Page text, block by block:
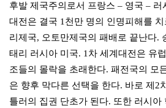
후발 제국주의로서 프랑스 – 영국 –
대전은 결국 1천만 명의 인명피해를
리제국, 오토만제국의 패배로 끝난다.
태리 러시아 미국. 1차 세계대전은 유
조들의 몰락을 초래한다. 패전국의 모
은 향후 막다른 선택을 한다. 바로 제2
틀러의 집권 단초가 된다. 또한 러시아